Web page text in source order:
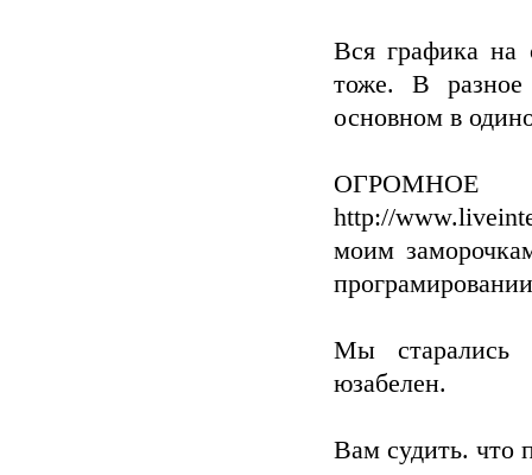
Вся графика на
тоже. В
основном в
ОГРОМНОЕ
http://
моим
Мы старались
юзабелен.
Вам судить. что